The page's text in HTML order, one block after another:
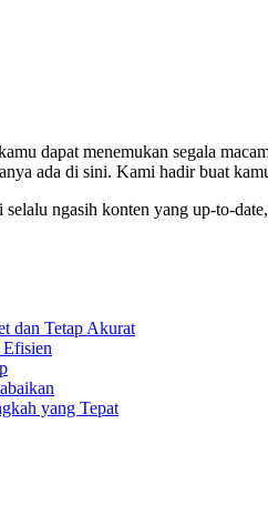
dapat menemukan segala
ada di sini. Kami hadir buat
ngasih konten yang up-to-
dan Tetap Akurat
Efisien
yang Tepat